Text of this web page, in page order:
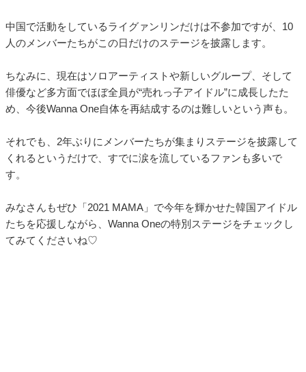
中国で活動をしているライグァンリンだけは不参加ですが、10
人のメンバーたちがこの日だけのステージを披露します。
ちなみに、現在はソロアーティストや新しいグループ、そして
俳優など多方面でほぼ全員が“売れっ子アイドル”に成長したた
め、今後Wanna One自体を再結成するのは難しいという声も。
それでも、2年ぶりにメンバーたちが集まりステージを披露して
くれるというだけで、すでに涙を流しているファンも多いで
す。
みなさんもぜひ「2021 MAMA」で今年を輝かせた韓国アイドル
たちを応援しながら、Wanna Oneの特別ステージをチェックし
てみてくださいね♡